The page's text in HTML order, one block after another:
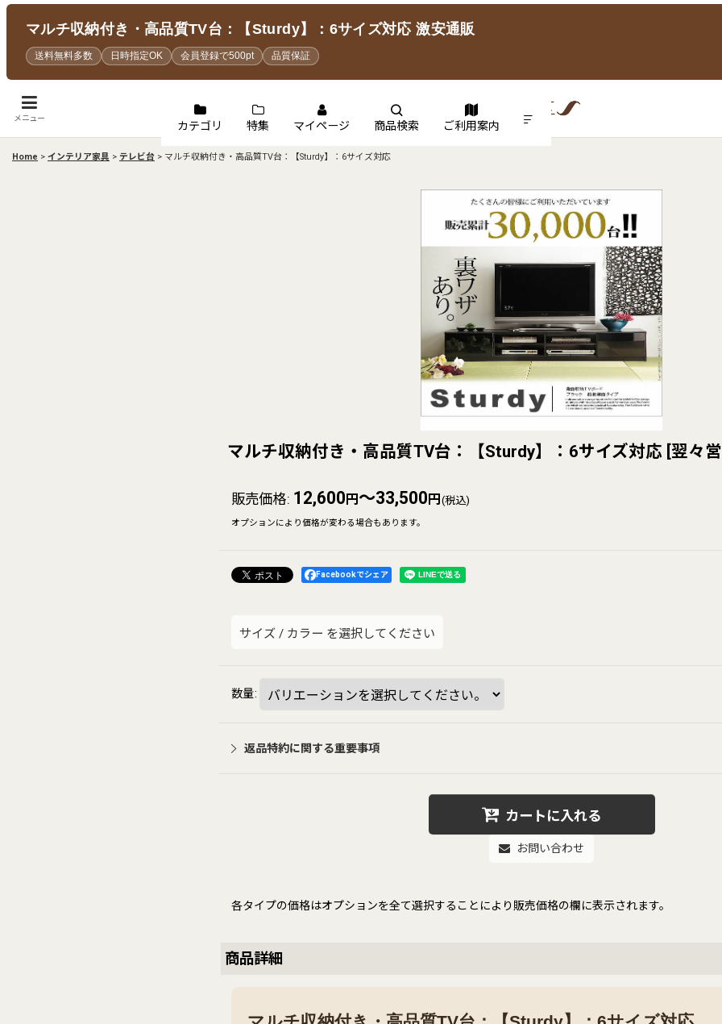
マルチ収納付き・高品質TV台：【Sturdy】：6サイズ対応 激安通販
送料無料多数 日時指定OK 会員登録で500pt 品質保証
メニュー
カテゴリ 特集 マイページ 商品検索 ご利用案内
Home > インテリア家具 > テレビ台 > マルチ収納付き・高品質TV台：【Sturdy】：6サイズ対応
マルチ収納付き・高品質TV台：【Sturdy】：6サイズ対応 [翌々
販売価格: 12,600 円 ～33,500 円 (税込)
オプションにより価格が変わる場合もあります。
Facebookでシェア
サイズ / カラー を選択してください
数量:
返品特約に関する重要事項
カートに入れる
お問い合わせ
各タイプの価格はオプションを全て選択することにより販売価格の欄に表示されます。
商品詳細